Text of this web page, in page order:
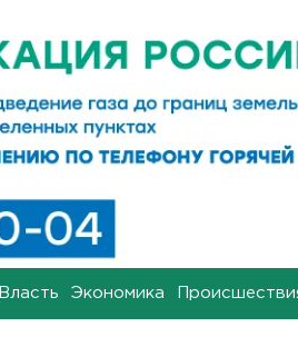
Власть Экономика